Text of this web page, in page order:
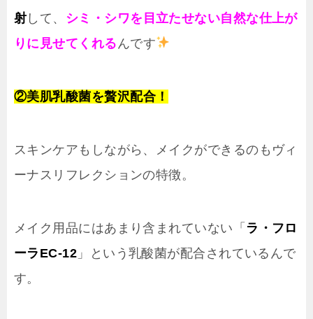
射 して、 シミ・シワを目立たせない自然な仕上が
りに見せてくれる んです
②美肌乳酸菌を贅沢配合！
スキンケアもしながら、メイクができるのもヴィ
ーナスリフレクションの特徴。
メイク用品にはあまり含まれていない「 ラ・フロ
ーラEC-12 」という乳酸菌が配合されているんで
す。